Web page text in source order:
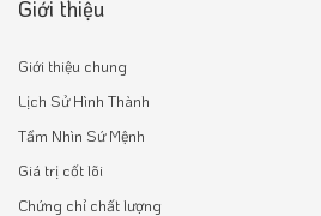
Giới thiệu
Giới thiệu chung
Lịch Sử Hình Thành
Tầm Nhìn Sứ Mệnh
Giá trị cốt lõi
Chứng chỉ chất lượng